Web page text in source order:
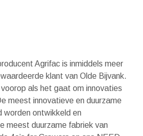
Agrifac is inmiddels meer
klant van Olde Bijvank.
als het gaat om innovaties
meest innovatieve en duurzame
worden ontwikkeld en
meest duurzame fabriek van